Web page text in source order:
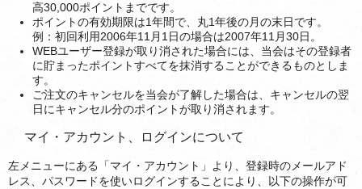
高30,000ポイントまでです。
ポイントの有効期限は1年間で、丸1年後の月の末日です。
例：初回利用2006年11月1日の場合は2007年11月30日。
WEBユーザー登録が取り消された場合には、当会はその登録者
に貯まったポイントすべてを抹消することができるものとしま
す。
ご注文のキャンセルを当会が了解した場合は、キャンセルの翌
日にキャンセル分のポイントが取り消されます。
マイ・アカウント、ログインについて
左メニューにある「マイ・アカウント」より、登録時のメールアド
レス、パスワードを使いログインすることにより、以下の操作が可